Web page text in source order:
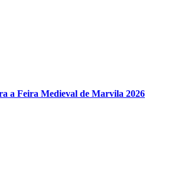
a Feira Medieval de Marvila 2026